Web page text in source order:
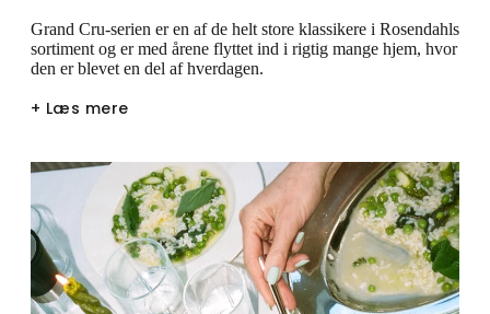
Grand Cru-serien er en af de helt store klassikere i Rosendahls
sortiment og er med årene flyttet ind i rigtig mange hjem, hvor
den er blevet en del af hverdagen.
+ Læs mere